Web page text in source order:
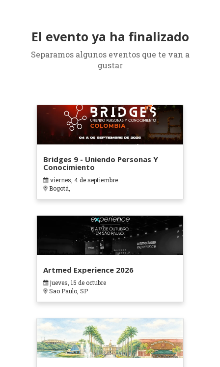
El evento ya ha finalizado
Separamos algunos eventos que te van a
gustar
Bridges 9 - Uniendo Personas Y
Conocimiento
viernes, 4 de septiembre
Bogotá,
Artmed Experience 2026
jueves, 15 de octubre
Sao Paulo, SP